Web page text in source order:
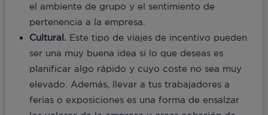
el ambiente de grupo y el sentimiento de
pertenencia a la empresa.
Cultural. Este tipo de viajes de incentivo pueden
ser una muy buena idea si lo que deseas es
planificar algo rápido y cuyo coste no sea muy
elevado. Además, llevar a tus trabajadores a
ferias o exposiciones es una forma de ensalzar